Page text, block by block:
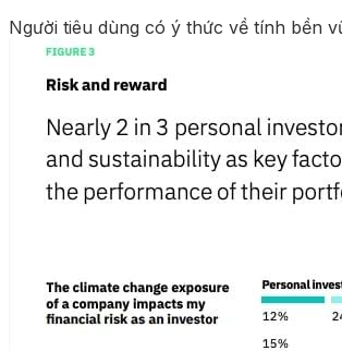
Người tiêu dùng có ý thức về tính bền